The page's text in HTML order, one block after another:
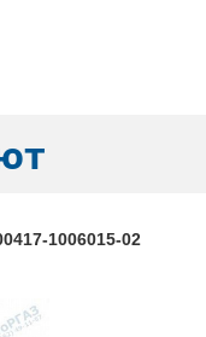
1006015-02